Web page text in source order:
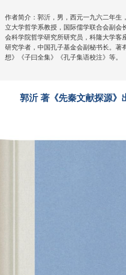
作者简介：郭沂，男，西元一九六二年
立大学哲学系教授，国际儒学联合会副
会科学院哲学研究所研究员，科隆大学
研究学者，中国孔子基金会副秘书长。
想》《子曰全集》《孔子集语校注》等。
郭沂 著《先秦文献探源》